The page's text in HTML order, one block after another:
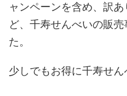
ャンペーンを含め、訳
ど、千寿せんべいの販
た。
少しでもお得に千寿せん